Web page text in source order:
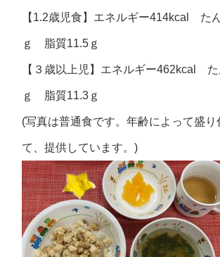
【1.2歳児食】エネルギー414kcal た
ｇ 脂質11.5ｇ
【３歳以上児】エネルギー462kcal
ｇ 脂質11.3ｇ
(写真は普通食です。年齢によって盛り
て、提供しています。)